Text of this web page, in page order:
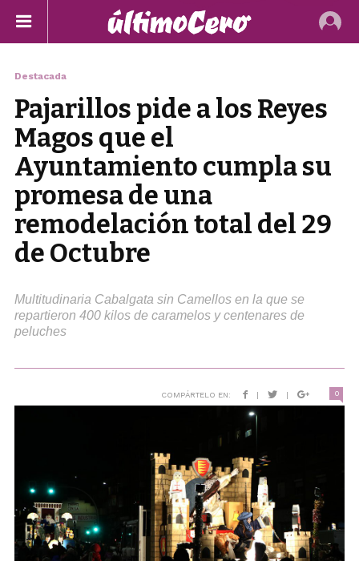
Destacada
Pajarillos pide a los Reyes
Magos que el
Ayuntamiento cumpla su
promesa de una
remodelación total del 29
de Octubre
Multitudinaria Cabalgata sin Camellos en la que se
repartieron 400 kilos de caramelos y centenares de
peluches
COMPÁRTELO EN: | | 0